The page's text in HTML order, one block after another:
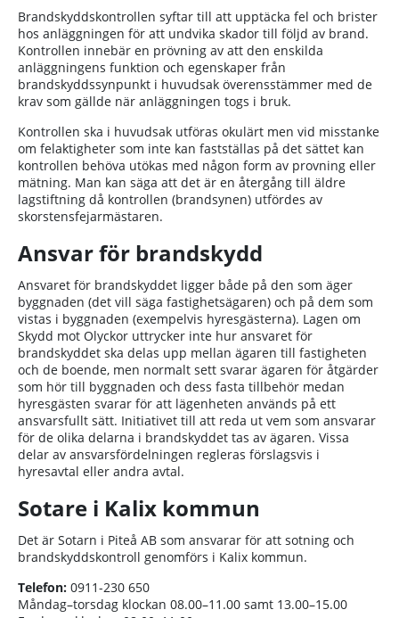
Brandskyddskontrollen syftar till att upptäcka fel och brister
hos anläggningen för att undvika skador till följd av brand.
Kontrollen innebär en prövning av att den enskilda
anläggningens funktion och egenskaper från
brandskyddssynpunkt i huvudsak överensstämmer med de
krav som gällde när anläggningen togs i bruk.
Kontrollen ska i huvudsak utföras okulärt men vid misstanke
om felaktigheter som inte kan fastställas på det sättet kan
kontrollen behöva utökas med någon form av provning eller
mätning. Man kan säga att det är en återgång till äldre
lagstiftning då kontrollen (brandsynen) utfördes av
skorstensfejarmästaren.
Ansvar för brandskydd
Ansvaret för brandskyddet ligger både på den som äger
byggnaden (det vill säga fastighetsägaren) och på dem som
vistas i byggnaden (exempelvis hyresgästerna). Lagen om
Skydd mot Olyckor uttrycker inte hur ansvaret för
brandskyddet ska delas upp mellan ägaren till fastigheten
och de boende, men normalt sett svarar ägaren för åtgärder
som hör till byggnaden och dess fasta tillbehör medan
hyresgästen svarar för att lägenheten används på ett
ansvarsfullt sätt. Initiativet till att reda ut vem som ansvarar
för de olika delarna i brandskyddet tas av ägaren. Vissa
delar av ansvarsfördelningen regleras förslagsvis i
hyresavtal eller andra avtal.
Sotare i Kalix kommun
Det är Sotarn i Piteå AB som ansvarar för att sotning och
brandskyddskontroll genomförs i Kalix kommun.
Telefon: 0911-230 650
Måndag–torsdag klockan 08.00–11.00 samt 13.00–15.00